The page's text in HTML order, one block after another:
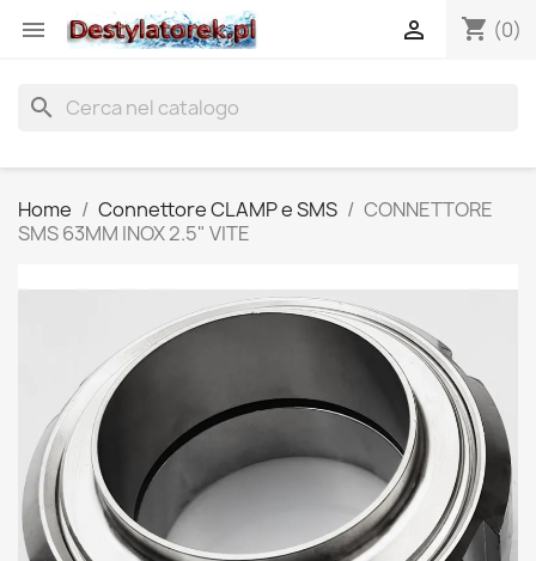
 shopping_cart (0)

search
Home Connettore CLAMP e SMS
CONNETTORE
SMS 63MM INOX 2.5" VITE